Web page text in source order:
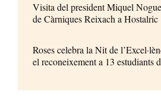
Visita del president Miquel
de Càrniques Reixach a Hostalric
Roses celebra la Nit de
el reconeixement a 13 estudiants